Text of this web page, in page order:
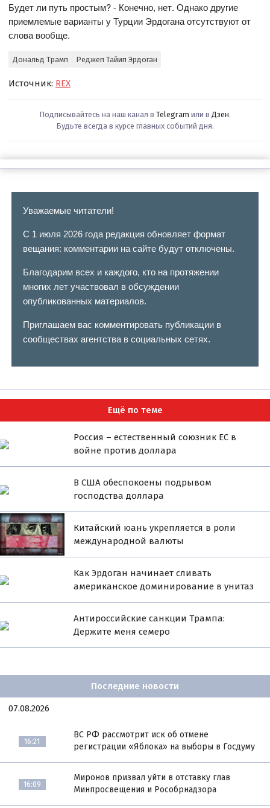
Будет ли путь простым? - Конечно, нет. Однако другие
приемлемые варианты у Турции Эрдогана отсутствуют от
слова вообще.
Дональд Трамп Реджеп Тайип Эрдоган
Источник: REX
Подписывайтесь на наш канал в Telegram или в Дзен.
Будьте всегда в курсе главных событий дня.
Уважаемые читатели!
С 1 июля 2026 года редакция обновляет формат
вещания: комментарии на сайте будут отключены.
Благодарим всех и каждого, кто на протяжении
многих лет участвовал в обсуждении
опубликованных материалов.
Приглашаем вас комментировать публикации в
сообществах агентства в социальных сетях.
Ещё по теме
Россия – естественный союзник ЕС в
войне против доллара
В США обеспокоены подрывом
господства доллара
Китайский юань укрепляется в роли
международной валюты
Как Эрдоган начинает сливать
американское доминирование в унитаз
Антироссийские санкции Трампа:
Держите меня семеро
Последние новости
07.08.2026
16:21
ВС РФ рассмотрит иск об отмене
регистрации «Яблока» на выборы в Госдуму
16:09
Миронов призвал уйти в отставку глав
Минпросвещения и Рособрнадзора